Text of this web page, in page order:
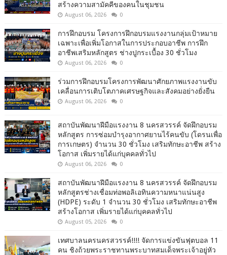
สร้างความสามัคคีของคนในชุมชน
August 06, 2026 0
การฝึกอบรม โครงการฝึกอบรมแรงงานกลุ่มเป้าหมาย
เฉพาะเพื่อเพิ่มโอกาสในการประกอบอาชีพ การฝึก
อาชีพเสริมหลักสูตร ช่างปูกระเบื้อง 30 ชั่วโมง
August 06, 2026 0
ร่วมการฝึกอบรมโครงการพัฒนาศักยภาพแรงงานขับ
เคลื่อนการเติบโตภาคเศรษฐกิจและสังคมอย่างยั่งยืน
August 06, 2026 0
สถาบันพัฒนาฝีมือแรงงาน 8 นครสวรรค์ จัดฝึกอบรม
หลักสูตร การซ่อมบำรุงอากาศยานไร้คนขับ (โดรนเพื่อ
การเกษตร) จำนวน 30 ชั่วโมง เสริมทักษะอาชีพ สร้าง
โอกาส เพิ่มรายได้แก่บุคคลทั่วไป
August 06, 2026 0
สถาบันพัฒนาฝีมือแรงงาน 8 นครสวรรค์ จัดฝึกอบรม
หลักสูตรช่างเชื่อมท่อพอลิเอทินความหนาแน่นสูง
(HDPE) ระดับ 1 จำนวน 30 ชั่วโมง เสริมทักษะอาชีพ
สร้างโอกาส เพิ่มรายได้แก่บุคคลทั่วไป
August 05, 2026 0
เทศบาลนครนครสวรรค์!!!! จัดการแข่งขันฟุตบอล 11
คน ชิงถ้วยพระราชทานพระบาทสมเด็จพระเจ้าอยู่หัว